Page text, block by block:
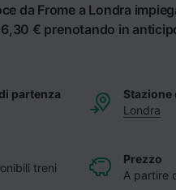
da Frome a Londra
€ prenotando in
partenza
Stazione
Londra
treni
Prezzo
A partire